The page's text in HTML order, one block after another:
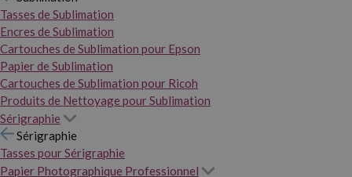
Tasses de Sublimation
Encres de Sublimation
Cartouches de Sublimation pour Epson
Papier de Sublimation
Cartouches de Sublimation pour Ricoh
Produits de Nettoyage pour Sublimation
Sérigraphie
Sérigraphie
Tasses pour Sérigraphie
Papier Photographique Professionnel